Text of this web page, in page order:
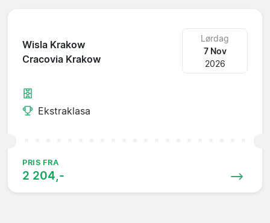
Wisla Krakow
Cracovia Krakow
Lørdag
7 Nov
2026
Ekstraklasa
PRIS FRA
2 204,-